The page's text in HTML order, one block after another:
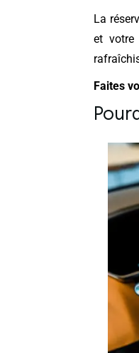
La
et votre
Faites